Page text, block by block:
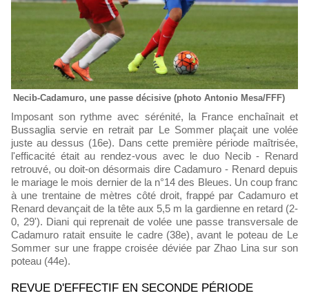
Necib-Cadamuro, une passe décisive (photo Antonio Mesa/FFF)
Imposant son rythme avec sérénité, la France enchaînait et
Bussaglia servie en retrait par Le Sommer plaçait une volée
juste au dessus (16e). Dans cette première période maîtrisée,
l'efficacité était au rendez-vous avec le duo Necib - Renard
retrouvé, ou doit-on désormais dire Cadamuro - Renard depuis
le mariage le mois dernier de la n°14 des Bleues. Un coup franc
à une trentaine de mètres côté droit, frappé par Cadamuro et
Renard devançait de la tête aux 5,5 m la gardienne en retard (2-
0, 29'). Diani qui reprenait de volée une passe transversale de
Cadamuro ratait ensuite le cadre (38e), avant le poteau de Le
Sommer sur une frappe croisée déviée par Zhao Lina sur son
poteau (44e).
REVUE D'EFFECTIF EN SECONDE PÉRIODE